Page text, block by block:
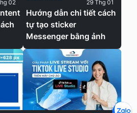
02
Hướng dẫn chi tiết cách
tự tạo sticker
Messenger bằng ảnh
29 Thg 01